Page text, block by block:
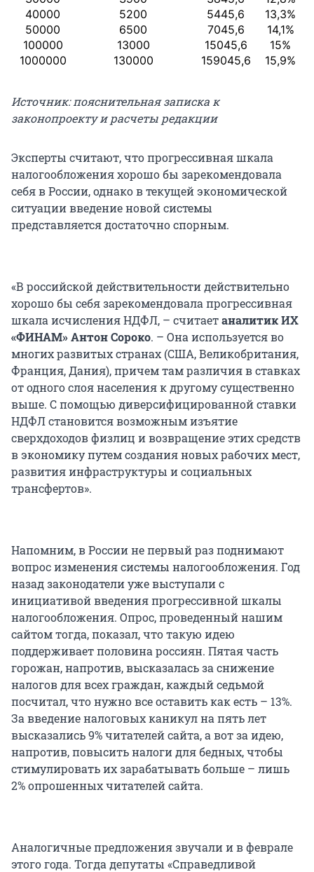
40000
5200 5445,6
13,3%
50000
6500 7045,6
14,1%
100000
13000 15045,6
15%
1000000
130000 159045,6 15,9%
Источник: пояснительная записка к
законопроекту и расчеты редакции
Эксперты считают, что прогрессивная шкала
налогообложения хорошо бы зарекомендовала
себя в России, однако в текущей экономической
ситуации введение новой системы
представляется достаточно спорным.
«В российской действительности действительно
хорошо бы себя зарекомендовала прогрессивная
шкала исчисления НДФЛ, – считаетаналитик ИХ
«ФИНАМ»Антон Сороко. – Она используется во
многих развитых странах (США, Великобритания,
Франция, Дания), причем там различия в ставках
от одного слоя населения к другому существенно
выше. С помощью диверсифицированной ставки
НДФЛ становится возможным изъятие
сверхдоходов физлиц и возвращение этих средств
в экономику путем создания новых рабочих мест,
развития инфраструктуры и социальных
трансфертов».
Напомним, в России не первый раз поднимают
вопрос изменения системы налогообложения. Год
назад законодатели уже выступали с
инициативой введения прогрессивной шкалы
налогообложения. Опрос, проведенный нашим
сайтом тогда, показал, что такую идею
поддерживает половина россиян. Пятая часть
горожан, напротив, высказалась за снижение
налогов для всех граждан, каждый седьмой
посчитал, что нужно все оставить как есть – 13%.
За введение налоговых каникул на пять лет
высказались 9% читателей сайта, а вот за идею,
напротив, повысить налоги для бедных, чтобы
стимулировать их зарабатывать больше – лишь
2% опрошенных читателей сайта.
Аналогичные предложения звучали и в феврале
этого года. Тогда депутаты «Справедливой